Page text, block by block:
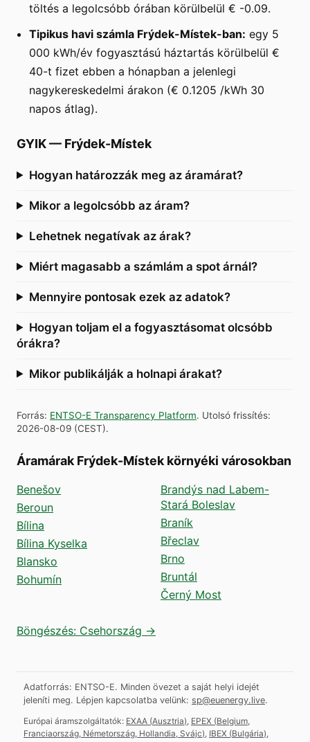
töltés a legolcsóbb órában körülbelül € -0.09.
Tipikus havi számla Frýdek-Místek-ban: egy 5
000 kWh/év fogyasztású háztartás körülbelül €
40-t fizet ebben a hónapban a jelenlegi
nagykereskedelmi árakon (€ 0.1205 /kWh 30
napos átlag).
GYIK— Frýdek-Místek
Hogyan határozzák meg az áramárat?
Mikor a legolcsóbb az áram?
Lehetnek negatívak az árak?
Miért magasabb a számlám a spot árnál?
Mennyire pontosak ezek az adatok?
Hogyan toljam el a fogyasztásomat olcsóbb
órákra?
Mikor publikálják a holnapi árakat?
Forrás: ENTSO-E Transparency Platform. Utolsó frissítés:
2026-08-09 (CEST).
Áramárak Frýdek-Místek környéki városokban
Benešov
Beroun
Bílina
Bílina Kyselka
Blansko
Bohumín
Brandýs nad Labem-
Stará Boleslav
Braník
Břeclav
Brno
Bruntál
Černý Most
Böngészés: Csehország →
Adatforrás: ENTSO-E. Minden övezet a saját helyi idejét
jeleníti meg. Lépjen kapcsolatba velünk: sp@euenergy.live.
Európai áramszolgáltatók: EXAA (Ausztria) EPEX (Belgium,
Franciaország, Németország, Hollandia, Svájc) IBEX (Bulgária)